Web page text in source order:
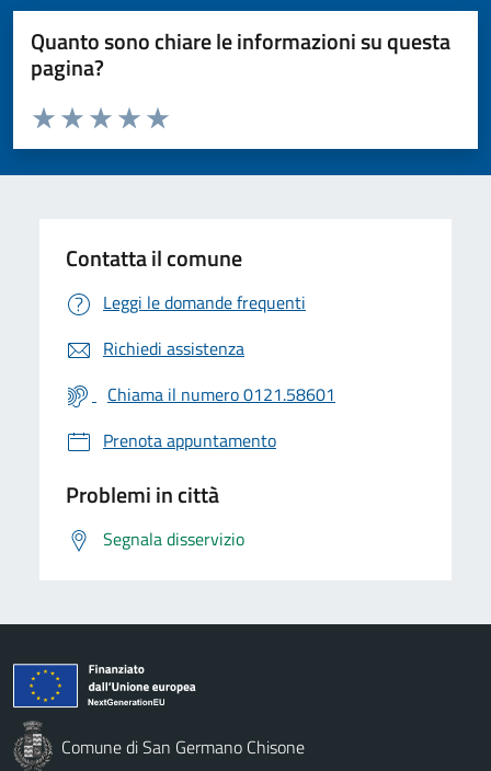
Quanto sono chiare le informazioni su questa
pagina?
Valuta da 1 a 5 stelle la pagina
Valuta 5 stelle su 5
Valuta 4 stelle su 5
Valuta 3 stelle su 5
Valuta 2 stelle su 5
Valuta 1 stelle su 5
Contatta il comune
Leggi le domande frequenti
Richiedi assistenza
Chiama il numero 0121.58601
Prenota appuntamento
Problemi in città
Segnala disservizio
Comune di San Germano Chisone